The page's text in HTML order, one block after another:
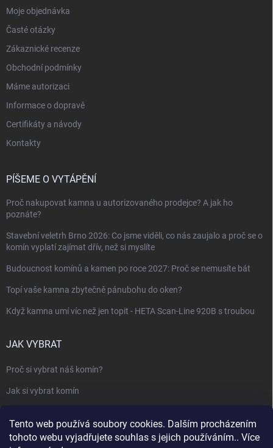
Tento web používá soubory cookies. Dalším procházením
tohoto webu vyjadřujete souhlas s jejich používáním.. Více
Moje objednávka
Časté otázky
Zákaznické recenze
Obchodní podmínky
Máme autorizaci
Informace o dopravě
Certifikáty a návody
Kontakty
PÍŠEME O VYTÁPĚNÍ
Proč nakupovat kamna u autorizovaného prodejce? A jak ho
poznáte?
Stavební veletrh Brno 2026: Co jsme viděli, co nás zaujalo a proč se o
komín vyplatí zajímat dřív, než si myslíte
Budoucnost komínů a kamen po roce 2027: Proč se nemusíte bát
Topí vaše kamna zbytečně pánubohu do oken?
Když kamna umí víc než jen topit - HETA Scan-Line 920B s troubou
JAK VYBRAT
Proč si vybrat náš komín?
Jak si vybrat komín
Jak vybrat kamna nebo krbovou vložku